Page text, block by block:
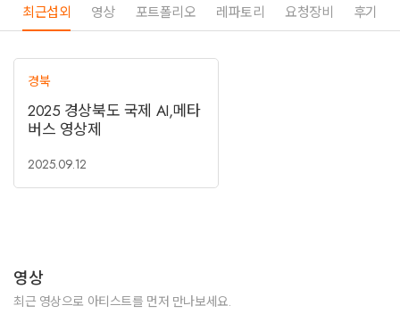
최근섭외 영상 포트폴리오 레파토리 요청장비 후기
경북
2025 경상북도 국제 AI,메타
버스 영상제
2025.09.12
영상
최근 영상으로 아티스트를 먼저 만나보세요.